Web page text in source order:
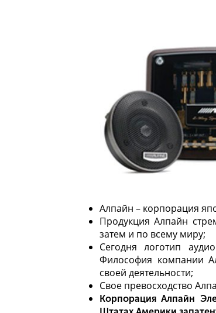
Алпайн – корпорация
Продукция Алпайн
затем и по всему миру;
Сегодня логотип
Философия компании
своей деятельности;
Свое превосходство
Корпорация Алпайн